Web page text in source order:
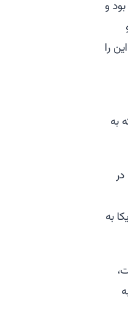
و
را
به
به